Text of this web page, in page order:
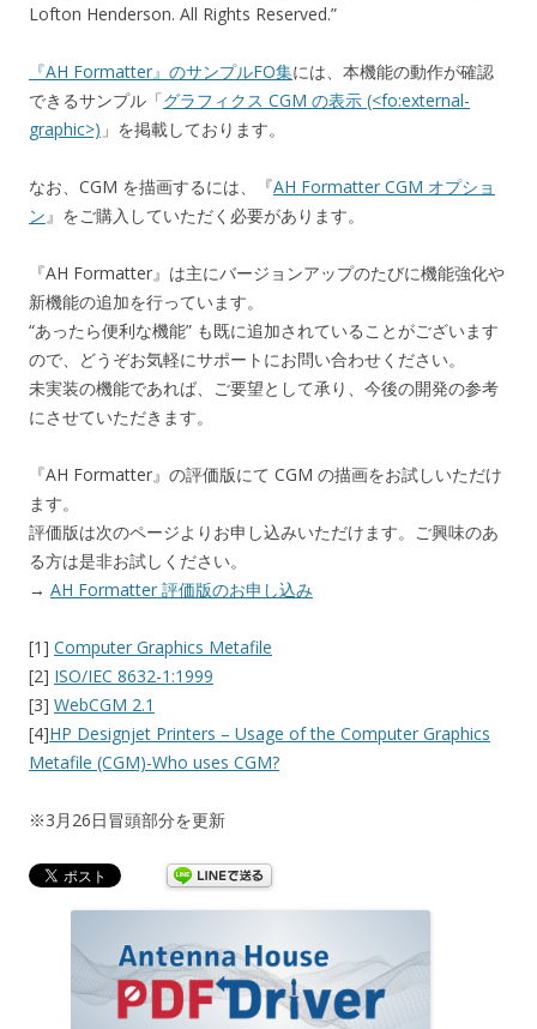
Lofton Henderson. All Rights Reserved.”
『AH Formatter』のサンプルFO集には、本機能の動作が確認
できるサンプル「グラフィクス CGM の表示 (<fo:external-
graphic>) 」を掲載しております。
なお、CGM を描画するには、『AH Formatter CGM オプショ
ン 』をご購入していただく必要があります。
『AH Formatter』は主にバージョンアップのたびに機能強化や
新機能の追加を行っています。
“あったら便利な機能” も既に追加されていることがございます
ので、どうぞお気軽にサポートにお問い合わせください。
未実装の機能であれば、ご要望として承り、今後の開発の参考
にさせていただきます。
『AH Formatter』の評価版にて CGM の描画をお試しいただけ
ます。
評価版は次のページよりお申し込みいただけます。ご興味のあ
る方は是非お試しください。
→ AH Formatter 評価版のお申し込み
[1] Computer Graphics Metafile
[2] ISO/IEC 8632-1:1999
[3] WebCGM 2.1
[4]HP Designjet Printers – Usage of the Computer Graphics
Metafile (CGM)-Who uses CGM?
※3月26日冒頭部分を更新